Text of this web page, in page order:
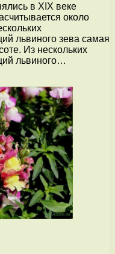
в XIX веке
около
львиного зева самая
Из нескольких
львиного…